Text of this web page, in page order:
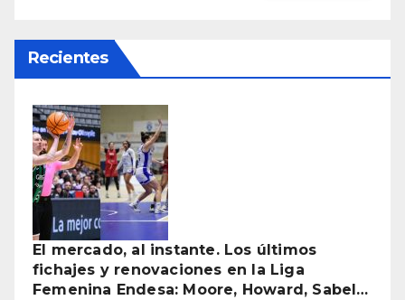
Recientes
El mercado, al instante. Los últimos
fichajes y renovaciones en la Liga
Femenina Endesa: Moore, Howard, Sabel…